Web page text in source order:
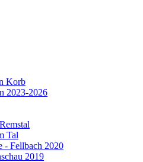
Korb
2023-2026
Tal
- Fellbach 2020
2019